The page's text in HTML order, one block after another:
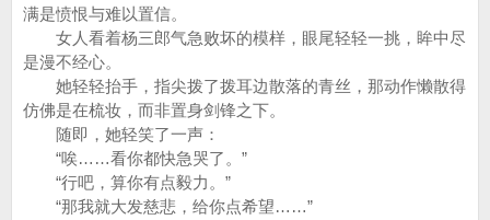
满是愤恨与难以置信。
女人看着杨三郎气急败坏的模样，眼尾轻轻一挑，眸中尽
是漫不经心。
她轻轻抬手，指尖拨了拨耳边散落的青丝，那动作懒散得
仿佛是在梳妆，而非置身剑锋之下。
随即，她轻笑了一声：
“唉……看你都快急哭了。”
“行吧，算你有点毅力。”
“那我就大发慈悲，给你点希望……”